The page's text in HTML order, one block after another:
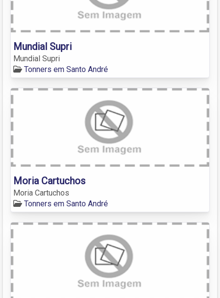
Mundial Supri
Mundial Supri
Tonners em Santo André
Moria Cartuchos
Moria Cartuchos
Tonners em Santo André